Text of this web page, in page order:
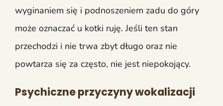
wyginaniem się i podnoszeniem zadu do góry
może oznaczać u kotki ruję. Jeśli ten stan
przechodzi i nie trwa zbyt długo oraz nie
powtarza się za często, nie jest niepokojący.
Psychiczne przyczyny wokalizacji